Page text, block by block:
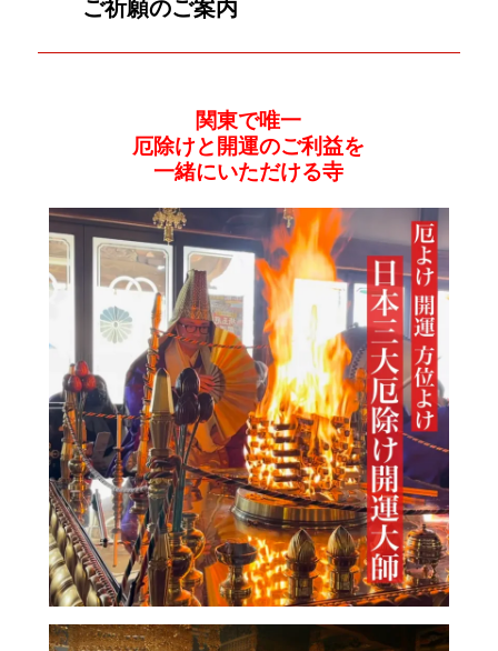
ご祈願のご案内
関東で唯一
厄除けと開運のご利益を
一緒にいただける寺